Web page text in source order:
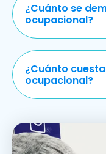
¿Cuánto se
ocupacional?
¿Cuánto
ocupacional?